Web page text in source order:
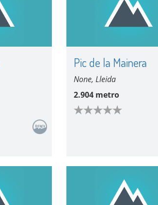
Pic de la Mainera
None, Lleida
2.904 metro